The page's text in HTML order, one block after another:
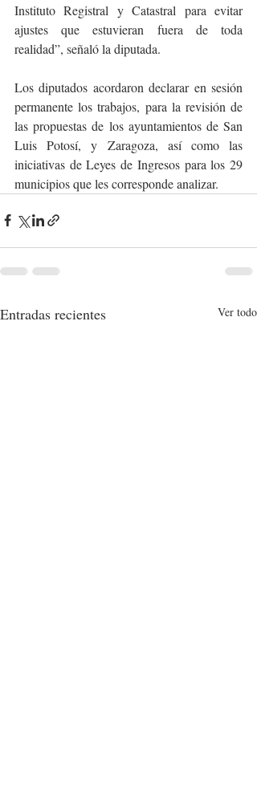
Instituto Registral y Catastral para evitar
ajustes que estuvieran fuera de toda
realidad”, señaló la diputada.
Los diputados acordaron declarar en sesión
permanente los trabajos, para la revisión de
las propuestas de los ayuntamientos de San
Luis Potosí, y Zaragoza, así como las
iniciativas de Leyes de Ingresos para los 29
municipios que les corresponde analizar.
Entradas recientes Ver todo